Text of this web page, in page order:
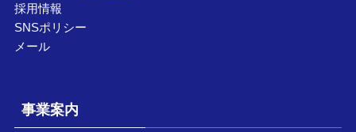
採用情報
SNSポリシー
メール
事業案内